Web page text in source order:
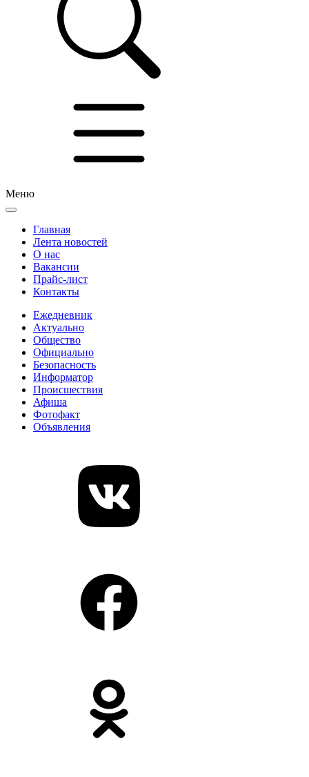
Меню
Главная
Лента новостей
О нас
Вакансии
Прайс-лист
Контакты
Ежедневник
Актуально
Общество
Официально
Безопасность
Информатор
Происшествия
Афиша
Фотофакт
Объявления